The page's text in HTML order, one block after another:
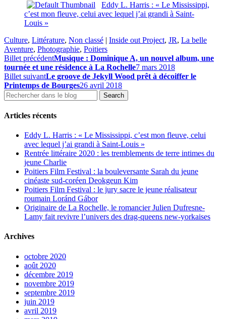
Eddy L. Harris : « Le Mississippi,
c’est mon fleuve, celui avec lequel j’ai grandi à Saint-
Louis »
Culture, Littérature, Non classé | Inside out Project, JR, La belle
Aventure, Photographie, Poitiers
Billet précédentMusique : Dominique A, un nouvel album, une
tournée et une résidence à La Rochelle7 mars 2018
Billet suivantLe groove de Jekyll Wood prêt à décoiffer le
Printemps de Bourges26 avril 2018
Articles récents
Eddy L. Harris : « Le Mississippi, c’est mon fleuve, celui
avec lequel j’ai grandi à Saint-Louis »
Rentrée littéraire 2020 : les tremblements de terre intimes du
jeune Charlie
Poitiers Film Festival : la bouleversante Sarah du jeune
cinéaste sud-coréen Deokgeun Kim
Poitiers Film Festival : le jury sacre le jeune réalisateur
roumain Loránd Gábor
Originaire de La Rochelle, le romancier Julien Dufresne-
Lamy fait revivre l’univers des drag-queens new-yorkaises
Archives
octobre 2020
août 2020
décembre 2019
novembre 2019
septembre 2019
juin 2019
avril 2019